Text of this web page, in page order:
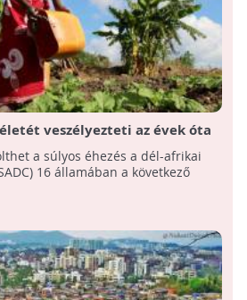
veszélyezteti az évek óta
a súlyos éhezés a dél-afrikai
16 államában a következő